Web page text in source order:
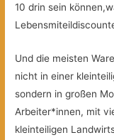
10 drin sein
Und die meisten
nicht in einer
sondern in großen
Arbeiter*innen, mit
kleinteiligen